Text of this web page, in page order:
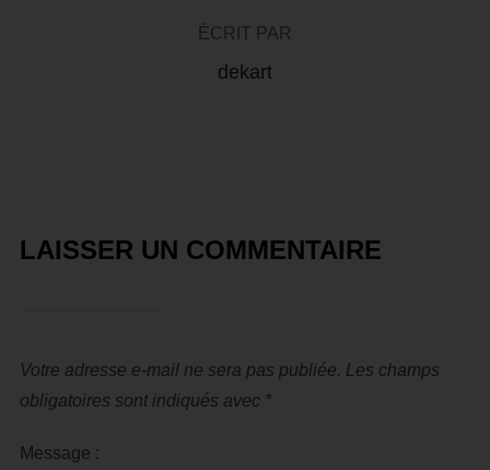
ÉCRIT PAR
dekart
LAISSER UN COMMENTAIRE
Votre adresse e-mail ne sera pas publiée. Les champs
obligatoires sont indiqués avec *
Message :